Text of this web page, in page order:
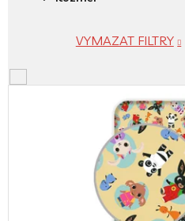
VYMAZAT FILTRY
V